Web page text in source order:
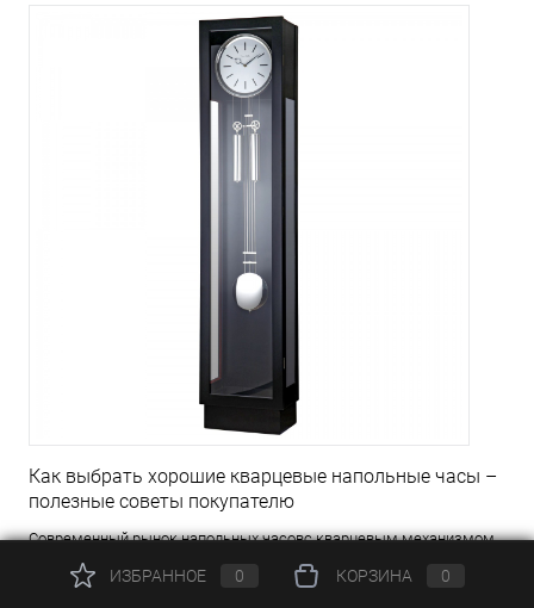
Как выбрать хорошие кварцевые напольные часы –
полезные советы покупателю
Современный рынок напольных часовс кварцевым механизмом
предлагает широкий ассортимент моделей, цена которых
варьируется от 30 тысяч до 250 тысяч рублей.
ИЗБРАННОЕ 0 КОРЗИНА 0